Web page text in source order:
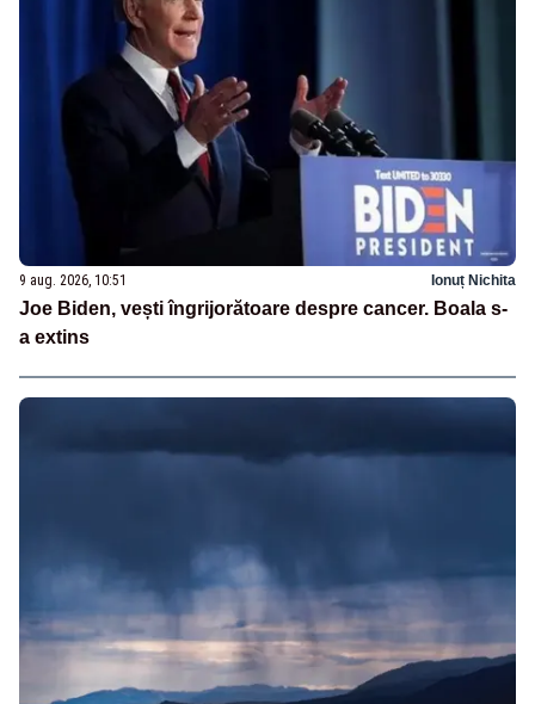
9 aug. 2026, 10:51 Ionuț Nichita
Joe Biden, vești îngrijorătoare despre cancer. Boala s-
a extins